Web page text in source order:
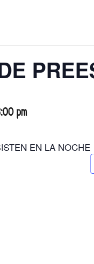
pm
EN LA NOCHE